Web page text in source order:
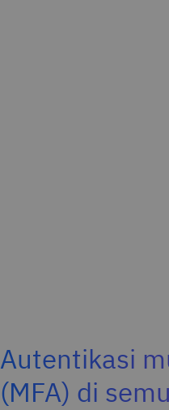
Autentikasi
(MFA) di